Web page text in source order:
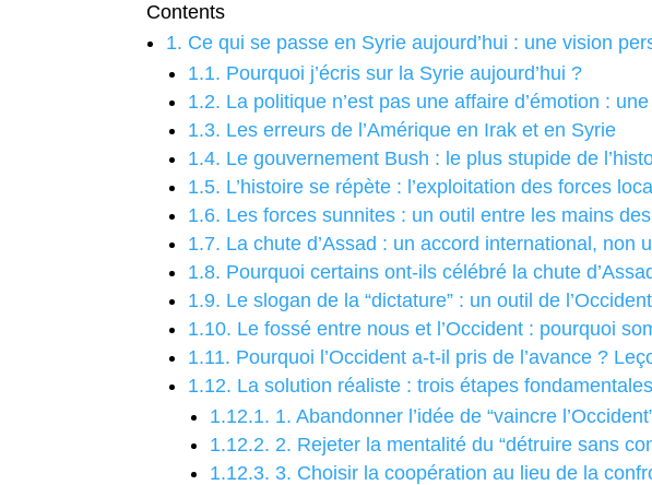
Contents
1. Ce qui se passe en Syrie aujourd’hui : une vision
1.1. Pourquoi j’écris sur la Syrie aujourd’hui ?
1.2. La politique n’est pas une affaire d’émotion :
1.3. Les erreurs de l’Amérique en Irak et en Syrie
1.4. Le gouvernement Bush : le plus stupide de
1.5. L’histoire se répète : l’exploitation des forces
1.6. Les forces sunnites : un outil entre les mains
1.7. La chute d’Assad : un accord international, non
1.8. Pourquoi certains ont-ils célébré la chute
1.9. Le slogan de la “dictature” : un outil de
1.10. Le fossé entre nous et l’Occident : pourquoi
1.11. Pourquoi l’Occident a-t-il pris de l’avance ?
1.12. La solution réaliste : trois étapes fondamentales
1.12.1. 1. Abandonner l’idée de “vaincre
1.12.2. 2. Rejeter la mentalité du “détruire sans
1.12.3. 3. Choisir la coopération au lieu de la